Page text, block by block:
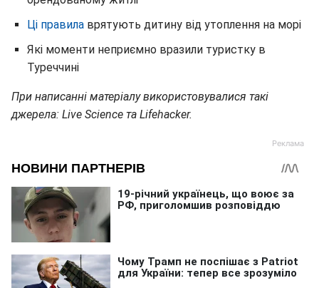
Ці правила врятують дитину від утоплення на морі
Які моменти неприємно вразили туристку в
Туреччині
При написанні матеріалу використовувалися такі
джерела: Live Science та Lifehacker.